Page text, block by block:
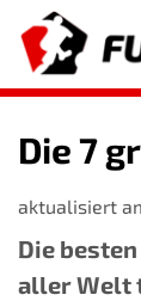
Die 7
aktualisiert
Die
aller Welt